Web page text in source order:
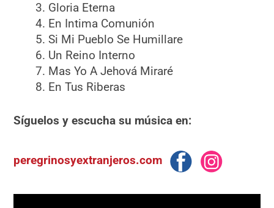
Gloria Eterna
En Intima Comunión
Si Mi Pueblo Se Humillare
Un Reino Interno
Mas Yo A Jehová Miraré
En Tus Riberas
Síguelos y escucha su música en:
peregrinosyextranjeros.com